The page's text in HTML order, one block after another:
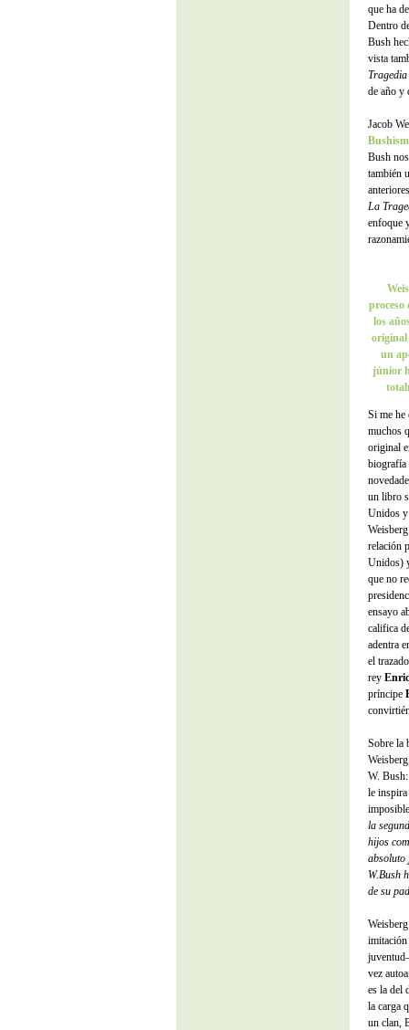
que ha
Dentro
Bush
vista
Tragedia
de año y
Jacob
Bush
también
La
enfoque
los
original
un
júnior
Si me he
muchos
original
biografía
un libro
Unidos y
relación
Unidos)
que no
ensayo
califica
adentra
el
rey
príncipe
Sobre la
W.
le inspira
la
hijos
absoluto
W.Bush
de su
imitación
vez
es la del
la carga
un clan,